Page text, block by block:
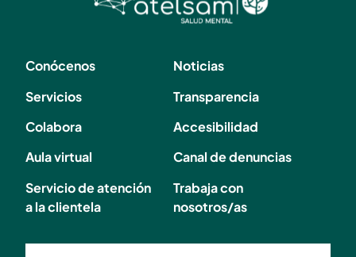
Conócenos
Servicios
Colabora
Aula virtual
Servicio de atención
a la clientela
Noticias
Transparencia
Accesibilidad
Canal de denuncias
Trabaja con
nosotros/as